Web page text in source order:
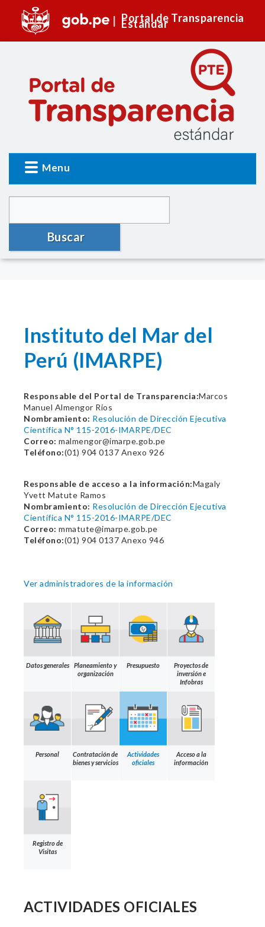
Portal de Transparencia
Estándar
Menu
Buscar
Instituto del Mar del
Perú (IMARPE)
Responsable del Portal de Transparencia:Marcos
Manuel Almengor Rios
Nombramiento: Resolución de Dirección Ejecutiva
Científica N° 115-2016-IMARPE/DEC
Correo: malmengor@imarpe.gob.pe
Teléfono:(01) 904 0137 Anexo 926
Responsable de acceso a la información:Magaly
Yvett Matute Ramos
Nombramiento: Resolución de Dirección Ejecutiva
Científica N° 115-2016-IMARPE/DEC
Correo: mmatute@imarpe.gob.pe
Teléfono:(01) 904 0137 Anexo 946
Ver administradores de la información
Datos generales
Planeamiento y
organización
Presupuesto
Proyectos de
inversión e
Infobras
Personal
Contratación de
bienes y servicios
Actividades
oficiales
Acceso a la
información
Registro de
Visitas
ACTIVIDADES OFICIALES